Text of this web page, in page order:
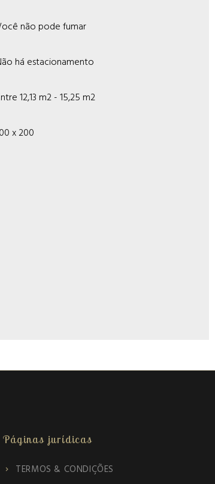
não pode fumar
há estacionamento
12,13 m2 - 15,25 m2
x 200
Páginas jurídicas
TERMOS & CONDIÇÕES